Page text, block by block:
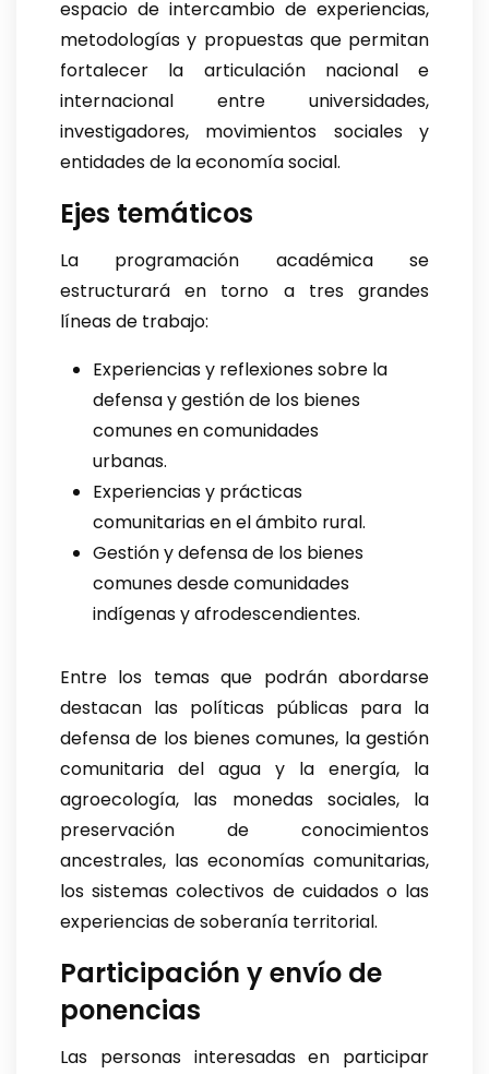
espacio de intercambio de experiencias,
metodologías y propuestas que permitan
fortalecer la articulación nacional e
internacional entre universidades,
investigadores, movimientos sociales y
entidades de la economía social.
Ejes temáticos
La programación académica se
estructurará en torno a tres grandes
líneas de trabajo:
Experiencias y reflexiones sobre la
defensa y gestión de los bienes
comunes en comunidades
urbanas.
Experiencias y prácticas
comunitarias en el ámbito rural.
Gestión y defensa de los bienes
comunes desde comunidades
indígenas y afrodescendientes.
Entre los temas que podrán abordarse
destacan las políticas públicas para la
defensa de los bienes comunes, la gestión
comunitaria del agua y la energía, la
agroecología, las monedas sociales, la
preservación de conocimientos
ancestrales, las economías comunitarias,
los sistemas colectivos de cuidados o las
experiencias de soberanía territorial.
Participación y envío de
ponencias
Las personas interesadas en participar